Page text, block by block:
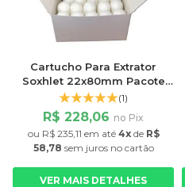
Cartucho Para Extrator
Soxhlet 22x80mm Pacote
com 25 Unidades
(1)
R$ 228,06 no Pix
ou R$ 235,11 em até 4xde R$
58,78 sem jurosno cartão
VER MAIS DETALHES